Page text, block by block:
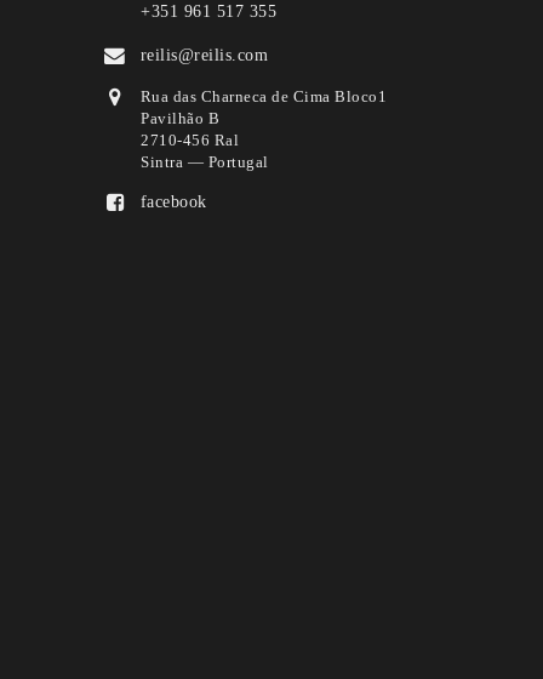
+351 961 517 355
reilis@reilis.com
Rua das Charneca de Cima Bloco1
Pavilhão B
2710-456 Ral
Sintra — Portugal
facebook